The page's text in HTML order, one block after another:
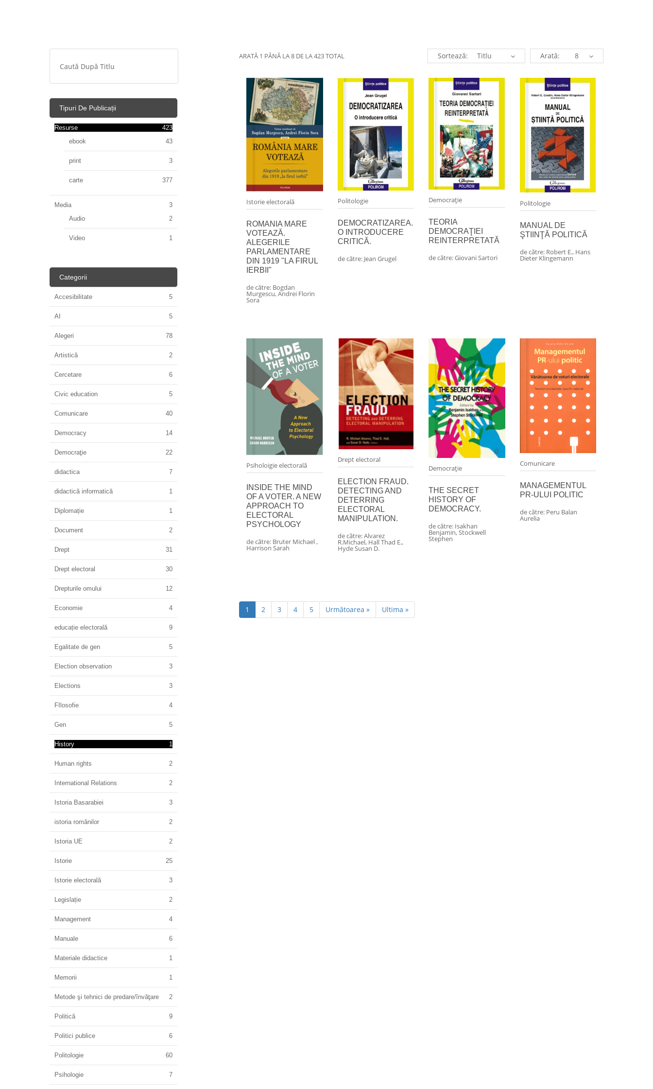
ARATĂ 1 PÂNĂ LA 8 DE LA 423 TOTAL Sortează: Arată:
Istorie electorală
ROMANIA MARE
VOTEAZĂ.
ALEGERILE
PARLAMENTARE
DIN 1919 "LA FIRUL
IERBII"
de către: Bogdan
Murgescu,Andrei Florin
Sora
Politologie
DEMOCRATIZAREA.
O INTRODUCERE
CRITICĂ.
de către: Jean Grugel
Democraţie
TEORIA
DEMOCRAŢIEI
REINTERPRETATĂ
de către:Giovani Sartori
Politologie
MANUAL DE
ŞTIINŢĂ POLITICĂ
de către: Robert E., Hans
Dieter Klingemann
Psiholoigie electorală
INSIDE THE MIND
OF A VOTER. A NEW
APPROACH TO
ELECTORAL
PSYCHOLOGY
de către: Bruter Michael,
Harrison Sarah
Drept electoral
ELECTION FRAUD.
DETECTING AND
DETERRING
ELECTORAL
MANIPULATION.
de către:Alvarez
R.Michael, Hall Thad E.,
Hyde Susan D.
Democraţie
THE SECRET
HISTORY OF
DEMOCRACY.
de către: Isakhan
Benjamin,Stockwell
Stephen
Comunicare
MANAGEMENTUL
PR-ULUI POLITIC
de către: Peru Balan
Aurelia
1 (current)
2 3 4 5 Următoarea » Ultima »
Tipuri De Publicații
Resurse
423
ebook
43
print 3
carte 377
Media
3
Audio
2
Video 1
Categorii
Accesibilitate 5
AI 5
Alegeri 78
Artistică 2
Cercetare 6
Civic education 5
Comunicare 40
Democracy 14
Democraţie 22
didactica 7
didactică informatică 1
Diplomație 1
Document 2
Drept 31
Drept electoral 30
Drepturile omului 12
Economie 4
educație electorală 9
Egalitate de gen 5
Election observation 3
Elections 3
FIlosofie 4
Gen 5
History 1
Human rights 2
International Relations 2
Istoria Basarabiei 3
istoria românilor 2
Istoria UE 2
Istorie 25
Istorie electorală 3
Legislație 2
Management 4
Manuale 6
Materiale didactice 1
Memorii 1
Metode şi tehnici de predare/învăţare 2
Politică 9
Politici publice 6
Politologie 60
Psihologie 7